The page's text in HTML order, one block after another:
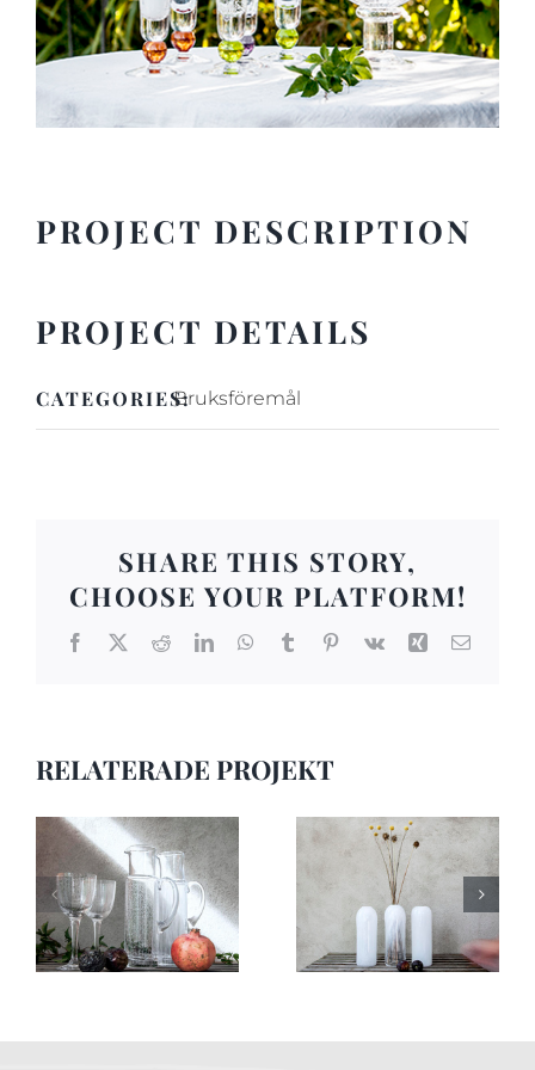
PROJECT DESCRIPTION
PROJECT DETAILS
CATEGORIES:Bruksföremål
SHARE THIS STORY,
CHOOSE YOUR PLATFORM!
Facebook
X RedditLinkedInWhatsApp
TumblrPinterest
Vk Xing E-
RELATERADE PROJEKT
Bruksföremål 16 Bruksföremål 15